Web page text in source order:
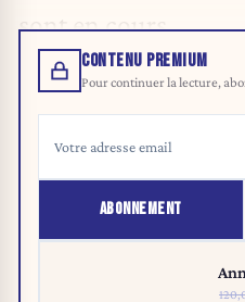
sont en cours.
CONTENU PREMIUM
Pour continuer la lecture,
ABONNEMENT